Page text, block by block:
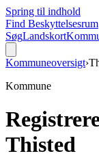
Spring til indhold
Find Beskyttelsesrum
SøgLandskort
Kommuneoversigt›
Kommune
Thisted